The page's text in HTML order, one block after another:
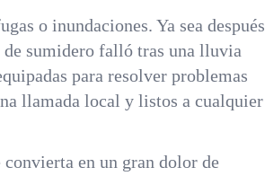
o inundaciones. Ya sea después
de sumidero falló tras una lluvia
para resolver problemas
llamada local y listos a cualquier
convierta en un gran dolor de